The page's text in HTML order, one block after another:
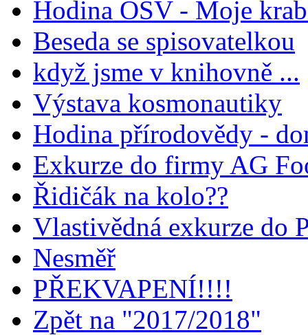
Hodina OSV - Moje
Beseda se spisovatelkou
když jsme v knihovně ...
Výstava kosmonautiky
Hodina přírodovědy -
Exkurze do firmy AG
Řidičák na kolo??
Vlastivědná exkurze do
Nesměř
PŘEKVAPENÍ!!!!
Zpět na "2017/2018"